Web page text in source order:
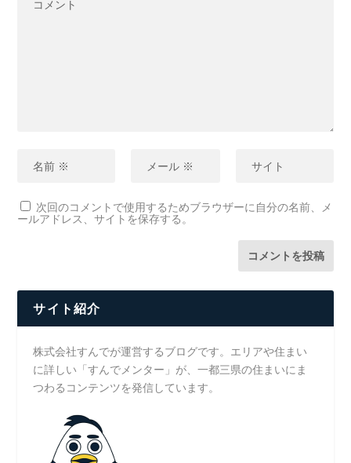
次回のコメントで使用するためブラウザーに自分の名前、メ
ールアドレス、サイトを保存する。
サイト紹介
株式会社すんでが運営するブログです。エリアや住まい
に詳しい「すんでメンター」が、一都三県の住まいにま
つわるコンテンツを発信しています。